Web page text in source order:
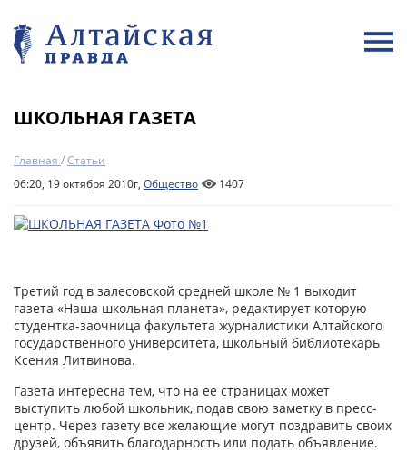
ШКОЛЬНАЯ ГАЗЕТА
Главная /Статьи
06:20, 19 октября 2010г, Общество 1407
Третий год в залесовской средней школе № 1 выходит
газета «Наша школьная планета», редактирует которую
студентка-заочница факультета журналистики Алтайского
государственного университета, школьный библиотекарь
Ксения Литвинова.
Газета интересна тем, что на ее страницах может
выступить любой школьник, подав свою заметку в пресс-
центр. Через газету все желающие могут поздравить своих
друзей, объявить благодарность или подать объявление.